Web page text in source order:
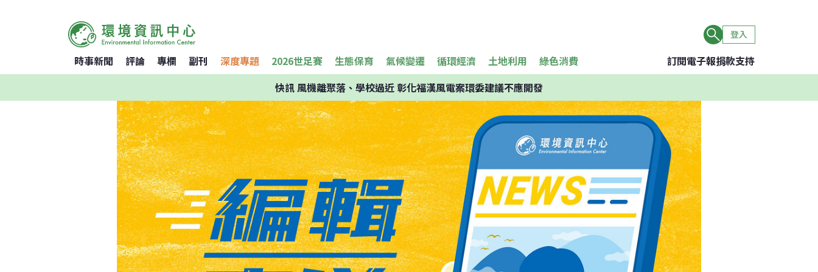
登入
時事新聞 評論 專欄 副刊 深度專題 2026世足賽 生態保育 氣候變遷 循環經濟 土地利用 綠色消費 訂閱電子報捐款支持
快訊風機離聚落、學校過近 彰化福漢風電案環委建議不應開發